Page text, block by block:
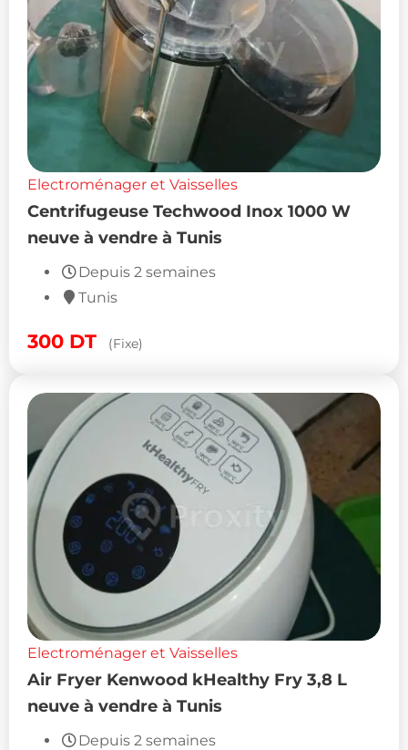
Electroménager et Vaisselles
Centrifugeuse Techwood Inox 1000 W
neuve à vendre à Tunis
Depuis 2 semaines
Tunis
300 DT (Fixe)
Electroménager et Vaisselles
Air Fryer Kenwood kHealthy Fry 3,8 L
neuve à vendre à Tunis
Depuis 2 semaines